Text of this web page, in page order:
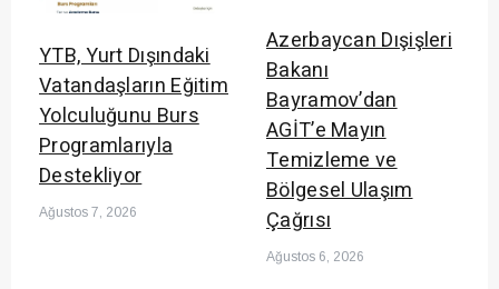
YTB, Yurt Dışındaki
Vatandaşların Eğitim
Yolculuğunu Burs
Programlarıyla
Destekliyor
Ağustos 7, 2026
Azerbaycan Dışişleri
Bakanı
Bayramov’dan
AGİT’e Mayın
Temizleme ve
Bölgesel Ulaşım
Çağrısı
Ağustos 6, 2026